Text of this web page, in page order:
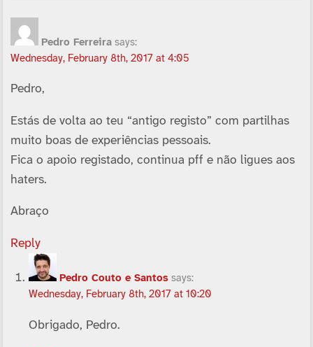
Pedro Ferreira says:
Wednesday, February 8th, 2017 at 4:05
Pedro,
Estás de volta ao teu “antigo registo” com partilhas
muito boas de experiências pessoais.
Fica o apoio registado, continua pff e não ligues aos
haters.
Abraço
Reply
Pedro Couto e Santos says:
Wednesday, February 8th, 2017 at 10:20
Obrigado, Pedro.